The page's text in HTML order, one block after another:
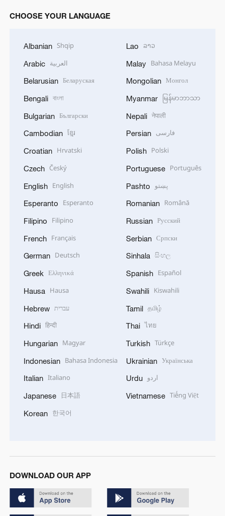
CHOOSE YOUR LANGUAGE
Albanian Shqip
Arabic العربية
Belarusian Беларуская
Bengali বাংলা
Bulgarian Български
Cambodian ខ្មែរ
Croatian Hrvatski
Czech Český
English English
Esperanto Esperanto
Filipino Filipino
French Français
German Deutsch
Greek Ελληνικά
Hausa Hausa
Hebrew עברית
Hindi हिन्दी
Hungarian Magyar
Indonesian Bahasa Indonesia
Italian Italiano
Japanese 日本語
Korean 한국어
Lao ລາວ
Malay Bahasa Melayu
Mongolian Монгол
Myanmar မြန်မာဘာသာ
Nepali नेपाली
Persian فارسی
Polish Polski
Portuguese Português
Pashto پښتو
Romanian Română
Russian Русский
Serbian Српски
Sinhala සිංහල
Spanish Español
Swahili Kiswahili
Tamil தமிழ்
Thai ไทย
Turkish Türkçe
Ukrainian Українська
Urdu اردو
Vietnamese Tiếng Việt
DOWNLOAD OUR APP